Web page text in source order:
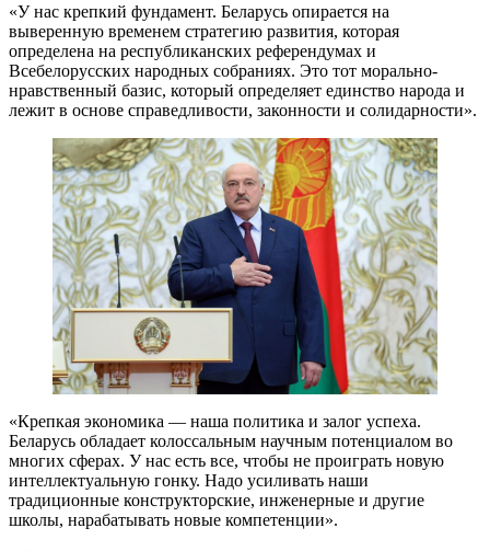
«У нас крепкий фундамент. Беларусь опирается на
выверенную временем стратегию развития, которая
определена на республиканских референдумах и
Всебелорусских народных собраниях. Это тот морально-
нравственный базис, который определяет единство народа и
лежит в основе справедливости, законности и солидарности».
«Крепкая экономика — наша политика и залог успеха.
Беларусь обладает колоссальным научным потенциалом во
многих сферах. У нас есть все, чтобы не проиграть новую
интеллектуальную гонку. Надо усиливать наши
традиционные конструкторские, инженерные и другие
школы, нарабатывать новые компетенции».